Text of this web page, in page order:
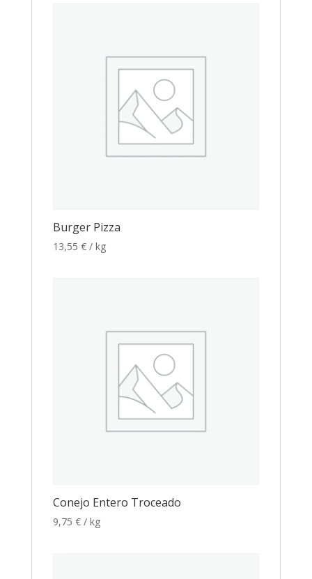
Burger Pizza
13,55 € / kg
Conejo Entero Troceado
9,75 € / kg